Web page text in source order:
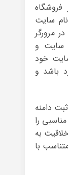
سایت
مرورگر
سایت و
خود
باشد و
دامنه
را
به
با